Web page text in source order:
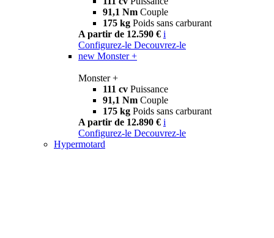
91,1 Nm Couple
175 kg Poids sans carburant
A partir de 12.590 € i
Configurez-le Decouvrez-le
new Monster +
Monster +
111 cv Puissance
91,1 Nm Couple
175 kg Poids sans carburant
A partir de 12.890 € i
Configurez-le Decouvrez-le
Hypermotard